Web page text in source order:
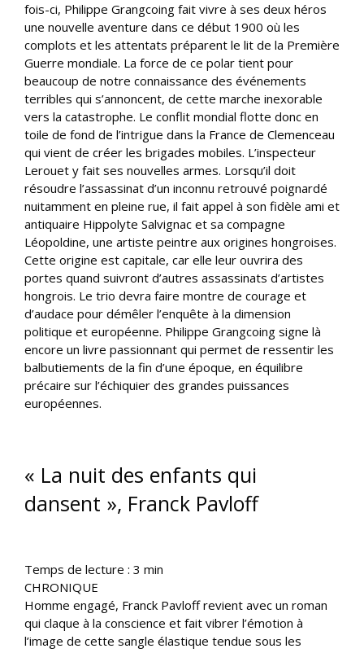
fois-ci, Philippe Grangcoing fait vivre à ses deux héros
une nouvelle aventure dans ce début 1900 où les
complots et les attentats préparent le lit de la Première
Guerre mondiale. La force de ce polar tient pour
beaucoup de notre connaissance des événements
terribles qui s’annoncent, de cette marche inexorable
vers la catastrophe. Le conflit mondial flotte donc en
toile de fond de l’intrigue dans la France de Clemenceau
qui vient de créer les brigades mobiles. L’inspecteur
Lerouet y fait ses nouvelles armes. Lorsqu’il doit
résoudre l’assassinat d’un inconnu retrouvé poignardé
nuitamment en pleine rue, il fait appel à son fidèle ami et
antiquaire Hippolyte Salvignac et sa compagne
Léopoldine, une artiste peintre aux origines hongroises.
Cette origine est capitale, car elle leur ouvrira des
portes quand suivront d’autres assassinats d’artistes
hongrois. Le trio devra faire montre de courage et
d’audace pour démêler l’enquête à la dimension
politique et européenne. Philippe Grangcoing signe là
encore un livre passionnant qui permet de ressentir les
balbutiements de la fin d’une époque, en équilibre
précaire sur l’échiquier des grandes puissances
européennes.
« La nuit des enfants qui
dansent », Franck Pavloff
Temps de lecture : 3 min
CHRONIQUE
Homme engagé, Franck Pavloff revient avec un roman
qui claque à la conscience et fait vibrer l’émotion à
l’image de cette sangle élastique tendue sous les